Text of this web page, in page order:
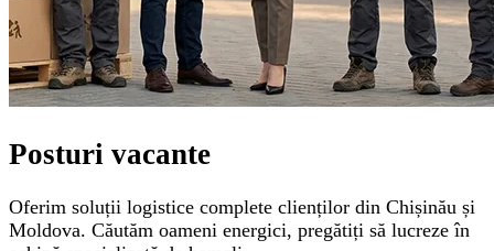
Posturi vacante
Oferim soluții logistice complete clienților din Chișinău și
Moldova. Căutăm oameni energici, pregătiți să lucreze în